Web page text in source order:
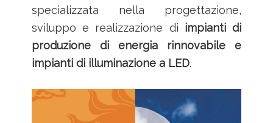
specializzata nella progettazione,
sviluppo e realizzazione di impianti di
produzione di energia rinnovabile e
impianti di illuminazione a LED.